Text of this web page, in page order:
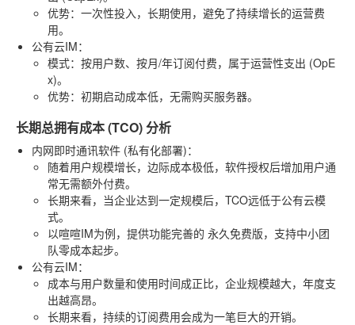
优势：一次性投入，长期使用，避免了持续增长的运营费
用。
公有云IM：
模式：按用户数、按月/年订阅付费，属于运营性支出 (OpE
x)。
优势：初期启动成本低，无需购买服务器。
长期总拥有成本 (TCO) 分析
内网即时通讯软件 (私有化部署)：
随着用户规模增长，边际成本极低，软件授权后增加用户通
常无需额外付费。
长期来看，当企业达到一定规模后，TCO远低于公有云模
式。
以喧喧IM为例，提供功能完善的 永久免费版，支持中小团
队零成本起步。
公有云IM：
成本与用户数量和使用时间成正比，企业规模越大，年度支
出越高昂。
长期来看，持续的订阅费用会成为一笔巨大的开销。